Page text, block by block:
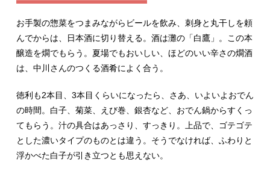
お手製の惣菜をつまみながらビールを飲み、刺身と丸干しを頼
んでからは、日本酒に切り替える。酒は灘の「白鷹」。この本
醸造を燗でもらう。夏場でもおいしい、ほどのいい辛さの燗酒
は、中川さんのつくる酒肴によく合う。
徳利も2本目、3本目くらいになったら、さあ、いよいよおでん
の時間。白子、菊菜、えび巻、銀杏など、おでん鍋からすくっ
てもらう。汁の具合はあっさり、すっきり。上品で、ゴテゴテ
とした濃いタイプのものとは違う。そうでなければ、ふわりと
浮かべた白子が引き立つとも思えない。